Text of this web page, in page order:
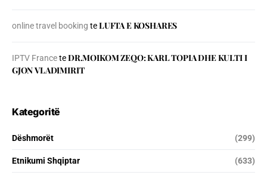
online travel booking teLUFTA E KOSHARES
IPTV FranceteDR.MOIKOM ZEQO: KARL TOPIA DHE KULTI I
GJON VLADIMIRIT
Kategoritë
Dëshmorët (299)
Etnikumi Shqiptar (633)